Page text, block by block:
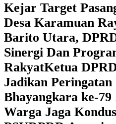
Kejar Target
Desa Karamuan
Barito Utara,
Sinergi Dan
RakyatKetua
Jadikan
Bhayangkara ke-
Warga Jaga